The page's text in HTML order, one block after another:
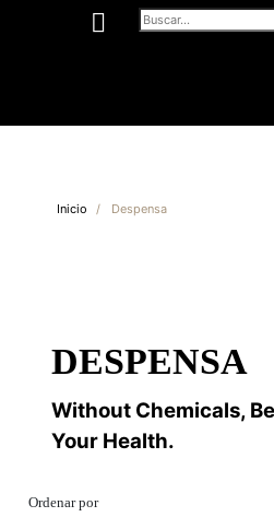
Inicio / Despensa
DESPENSA
Without Chemicals,
Your Health.
Ordenar por